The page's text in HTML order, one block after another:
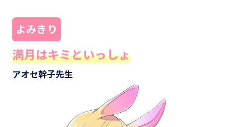
よみきり
満月はキミといっしょ
アオセ幹子先生